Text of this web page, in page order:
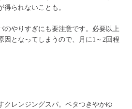
得られないことも。
のやりすぎにも要注意です。必要以上
因となってしまうので、月に1～2回程
クレンジングスパ。ベタつきやかゆ